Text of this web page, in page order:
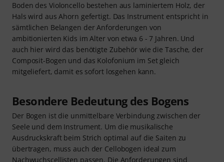
Boden des Violoncello bestehen aus laminiertem Holz, der
Hals wird aus Ahorn gefertigt. Das Instrument entspricht in
sämtlichen Belangen der Anforderungen von
ambitionierten Kids im Alter von etwa 6 - 7 Jahren. Und
auch hier wird das benötigte Zubehör wie die Tasche, der
Composit-Bogen und das Kolofonium im Set gleich
mitgeliefert, damit es sofort losgehen kann.
Besondere Bedeutung des Bogens
Der Bogen ist die unmittelbare Verbindung zwischen der
Seele und dem Instrument. Um die musikalische
Ausdruckskraft beim Strich optimal auf die Saiten zu
übertragen, muss auch der Cellobogen ideal zum
Nachwuchscellisten passen. Die Anforderungen sind